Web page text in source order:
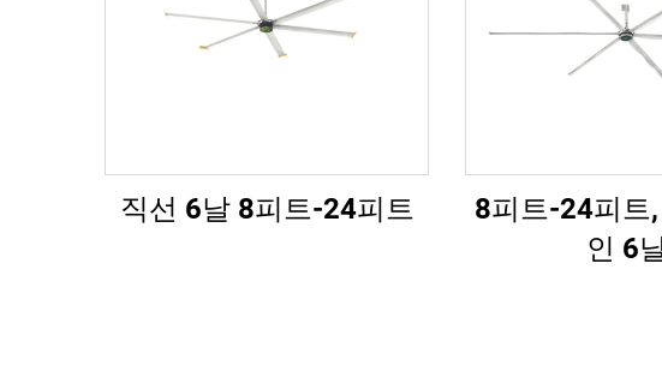
직선 6날 8피트-24피트
8피트-24피트
인 6